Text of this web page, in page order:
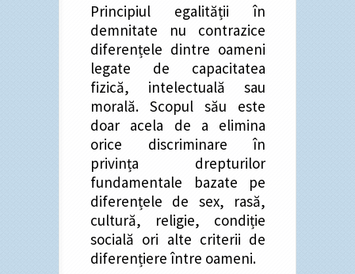
Principiul egalității în
demnitate nu contrazice
diferențele dintre oameni
legate de capacitatea
fizică, intelectuală sau
morală. Scopul său este
doar acela de a elimina
orice discriminare în
privința drepturilor
fundamentale bazate pe
diferențele de sex, rasă,
cultură, religie, condiție
socială ori alte criterii de
diferențiere între oameni.